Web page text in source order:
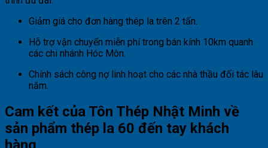
Giảm giá cho đơn hàng thép la trên 2 tấn.
Hỗ trợ vận chuyển miễn phí trong bán kính 10km quanh
các chi nhánh Hóc Môn.
Chính sách công nợ linh hoạt cho các nhà thầu đối tác lâu
năm.
Cam kết của Tôn Thép Nhật Minh về
sản phẩm thép la 60 đến tay khách